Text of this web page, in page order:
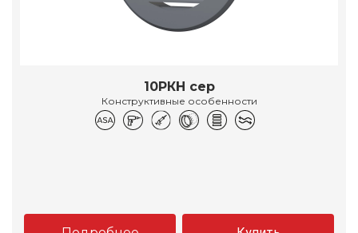
10РКН сер
Конструктивные особенности